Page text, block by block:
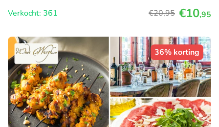
Verkocht: 361
€20,95 €10,95
36% korting